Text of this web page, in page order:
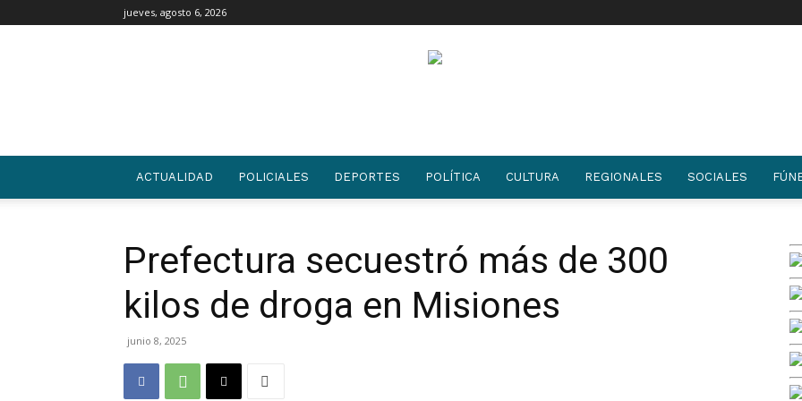
jueves, agosto 6, 2026
ACTUALIDAD POLICIALES DEPORTES POLÍTICA CULTURA REGIONALES SOCIALES
Prefectura secuestró más de 300
kilos de droga en Misiones
junio 8, 2025